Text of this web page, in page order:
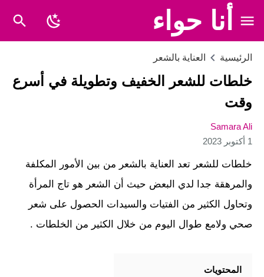
أنا حواء
الرئيسية العناية بالشعر
خلطات للشعر الخفيف وتطويلة في أسرع
وقت
Samara Ali
1 أكتوبر 2023
خلطات للشعر تعد العناية بالشعر من بين الأمور المكلفة
والمرهقة جدا لدي البعض حيث أن الشعر هو تاج المرأة
وتحاول الكثير من الفتيات والسيدات الحصول على شعر
صحي ولامع طوال اليوم من خلال الكثير من الخلطات .
المحتويات